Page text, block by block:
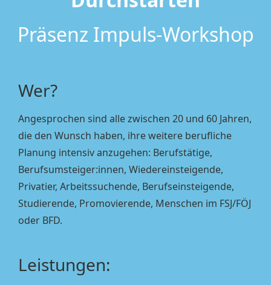
Präsenz Impuls-Workshop
Wer?
Angesprochen sind alle zwischen 20 und 60 Jahren,
die den Wunsch haben, ihre weitere berufliche
Planung intensiv anzugehen: Berufstätige,
Berufsumsteiger:innen, Wiedereinsteigende,
Privatier, Arbeitssuchende, Berufseinsteigende,
Studierende, Promovierende, Menschen im FSJ/FÖJ
oder BFD.
Leistungen: